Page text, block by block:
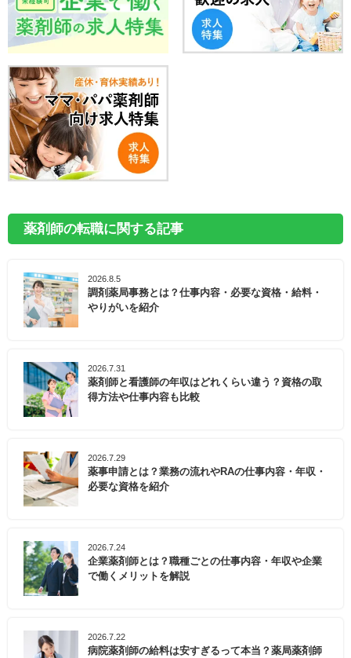
薬剤師の転職に関する記事
2026.8.5
調剤薬局事務とは？仕事内容・必要な資格・給料・
やりがいを紹介
2026.7.31
薬剤師と看護師の年収はどれくらい違う？資格の取
得方法や仕事内容も比較
2026.7.29
薬事申請とは？業務の流れやRAの仕事内容・年収・
必要な資格を紹介
2026.7.24
企業薬剤師とは？職種ごとの仕事内容・年収や企業
で働くメリットを解説
2026.7.22
病院薬剤師の給料は安すぎるって本当？薬局薬剤師